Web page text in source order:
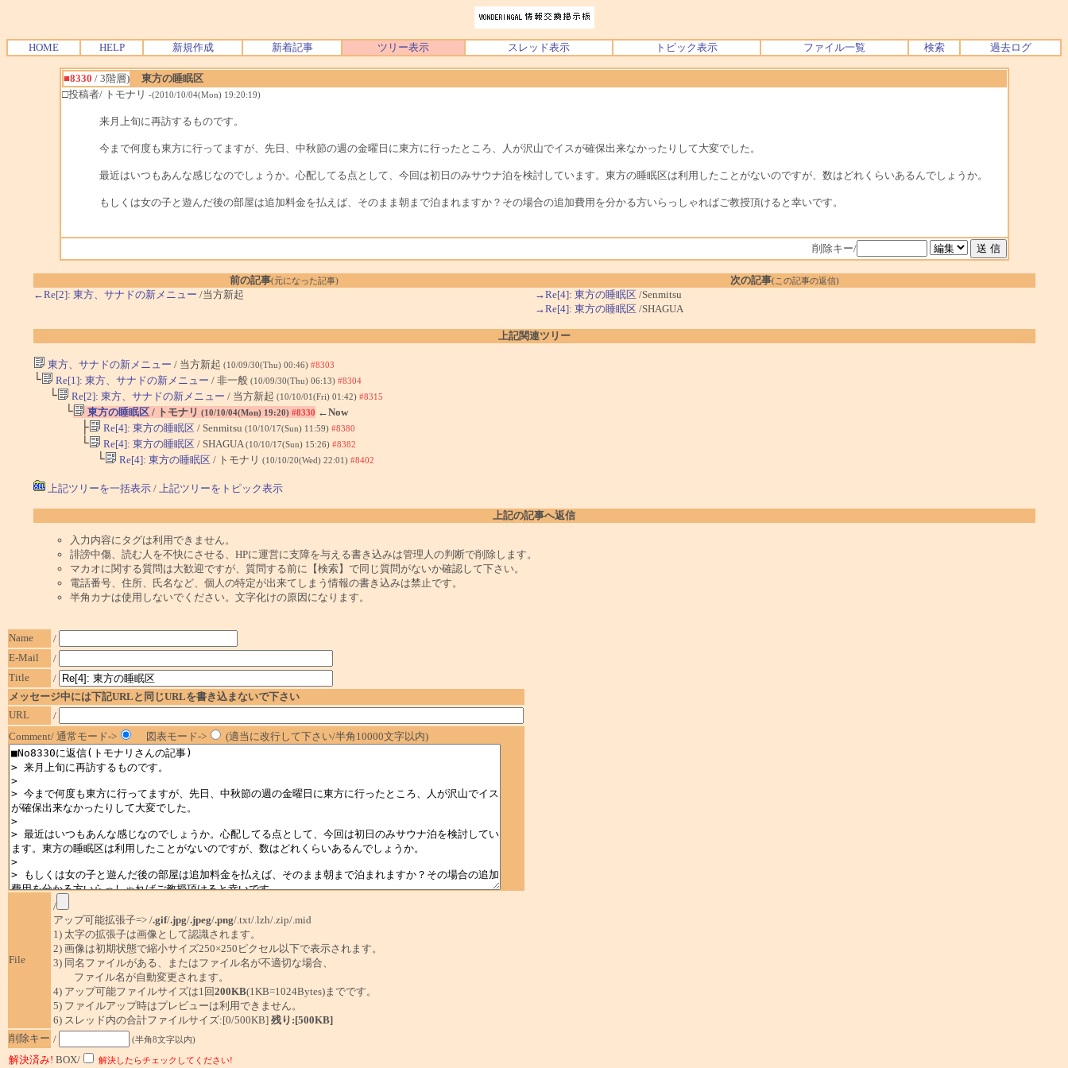
HOME HELP 新規作成 新着記事 ツリー表示 スレッド表示 トピック表示 ファイル一覧 検索 過去ログ
■8330 / 3階層)
東方の睡眠区
□投稿者/ トモナリ -(2010/10/04(Mon) 19:20:19)
来月上旬に再訪するものです。
今まで何度も東方に行ってますが、先日、中秋節の週の金曜日に東方に行ったところ、人が沢山でイスが確保出来なかったりして大変でした。
最近はいつもあんな感じなのでしょうか。心配してる点として、今回は初日のみサウナ泊を検討しています。東方の睡眠区は利用したことがないのですが、数はどれくらいあるんでしょうか。
もしくは女の子と遊んだ後の部屋は追加料金を払えば、そのまま朝まで泊まれますか？その場合の追加費用を分かる方いらっしゃればご教授頂けると幸いです。
削除キー/
前の記事(元になった記事) 次の記事(この記事の返信)
←Re[2]: 東方、サナドの新メニュー /当方新起 →Re[4]: 東方の睡眠区 /Senmitsu
→Re[4]: 東方の睡眠区 /SHAGUA
上記関連ツリー
東方、サナドの新メニュー / 当方新起 (10/09/30(Thu) 00:46) #8303
└ Re[1]: 東方、サナドの新メニュー / 非一般 (10/09/30(Thu) 06:13) #8304
└ Re[2]: 東方、サナドの新メニュー / 当方新起 (10/10/01(Fri) 01:42) #8315
└ 東方の睡眠区/ トモナリ (10/10/04(Mon) 19:20) #8330 ←Now
├ Re[4]: 東方の睡眠区 / Senmitsu (10/10/17(Sun) 11:59) #8380
└ Re[4]: 東方の睡眠区 / SHAGUA (10/10/17(Sun) 15:26) #8382
└ Re[4]: 東方の睡眠区 / トモナリ (10/10/20(Wed) 22:01) #8402
上記ツリーを一括表示/ 上記ツリーをトピック表示
上記の記事へ返信
入力内容にタグは利用できません。
誹謗中傷、読む人を不快にさせる、HPに運営に支障を与える書き込みは管理人の判断で削除します。
マカオに関する質問は大歓迎ですが、質問する前に【検索】で同じ質問がないか確認して下さい。
電話番号、住所、氏名など、個人の特定が出来てしまう情報の書き込みは禁止です。
半角カナは使用しないでください。文字化けの原因になります。
Name
/
E-Mail
/
Title
/
メッセージ中には下記URLと同じURLを書き込まないで下さい
URL
/
Comment/ 通常モード->
図表モード-> (適当に改行して下さい/半角10000文字以内)
File
/
アップ可能拡張子=> /.gif/.jpg/.jpeg/.png/.txt/.lzh/.zip/.mid
1) 太字の拡張子は画像として認識されます。
2) 画像は初期状態で縮小サイズ250×250ピクセル以下で表示されます。
3) 同名ファイルがある、またはファイル名が不適切な場合、
ファイル名が自動変更されます。
4) アップ可能ファイルサイズは1回200KB(1KB=1024Bytes)までです。
5) ファイルアップ時はプレビューは利用できません。
6) スレッド内の合計ファイルサイズ:[0/500KB] 残り:[500KB]
削除キー / (半角8文字以内)
解決済み! BOX/ 解決したらチェックしてください!